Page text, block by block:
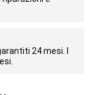
24 mesi. I